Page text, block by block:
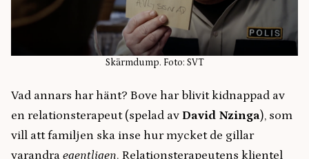
Skärmdump. Foto: SVT
Vad annars har hänt? Bove har blivit kidnappad av
en relationsterapeut (spelad av David Nzinga), som
vill att familjen ska inse hur mycket de gillar
varandra egentligen. Relationsterapeutens klientel